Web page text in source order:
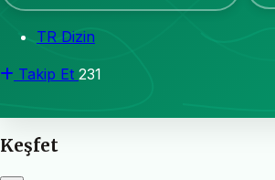
TR Dizin
Takip Et 231
Keşfet